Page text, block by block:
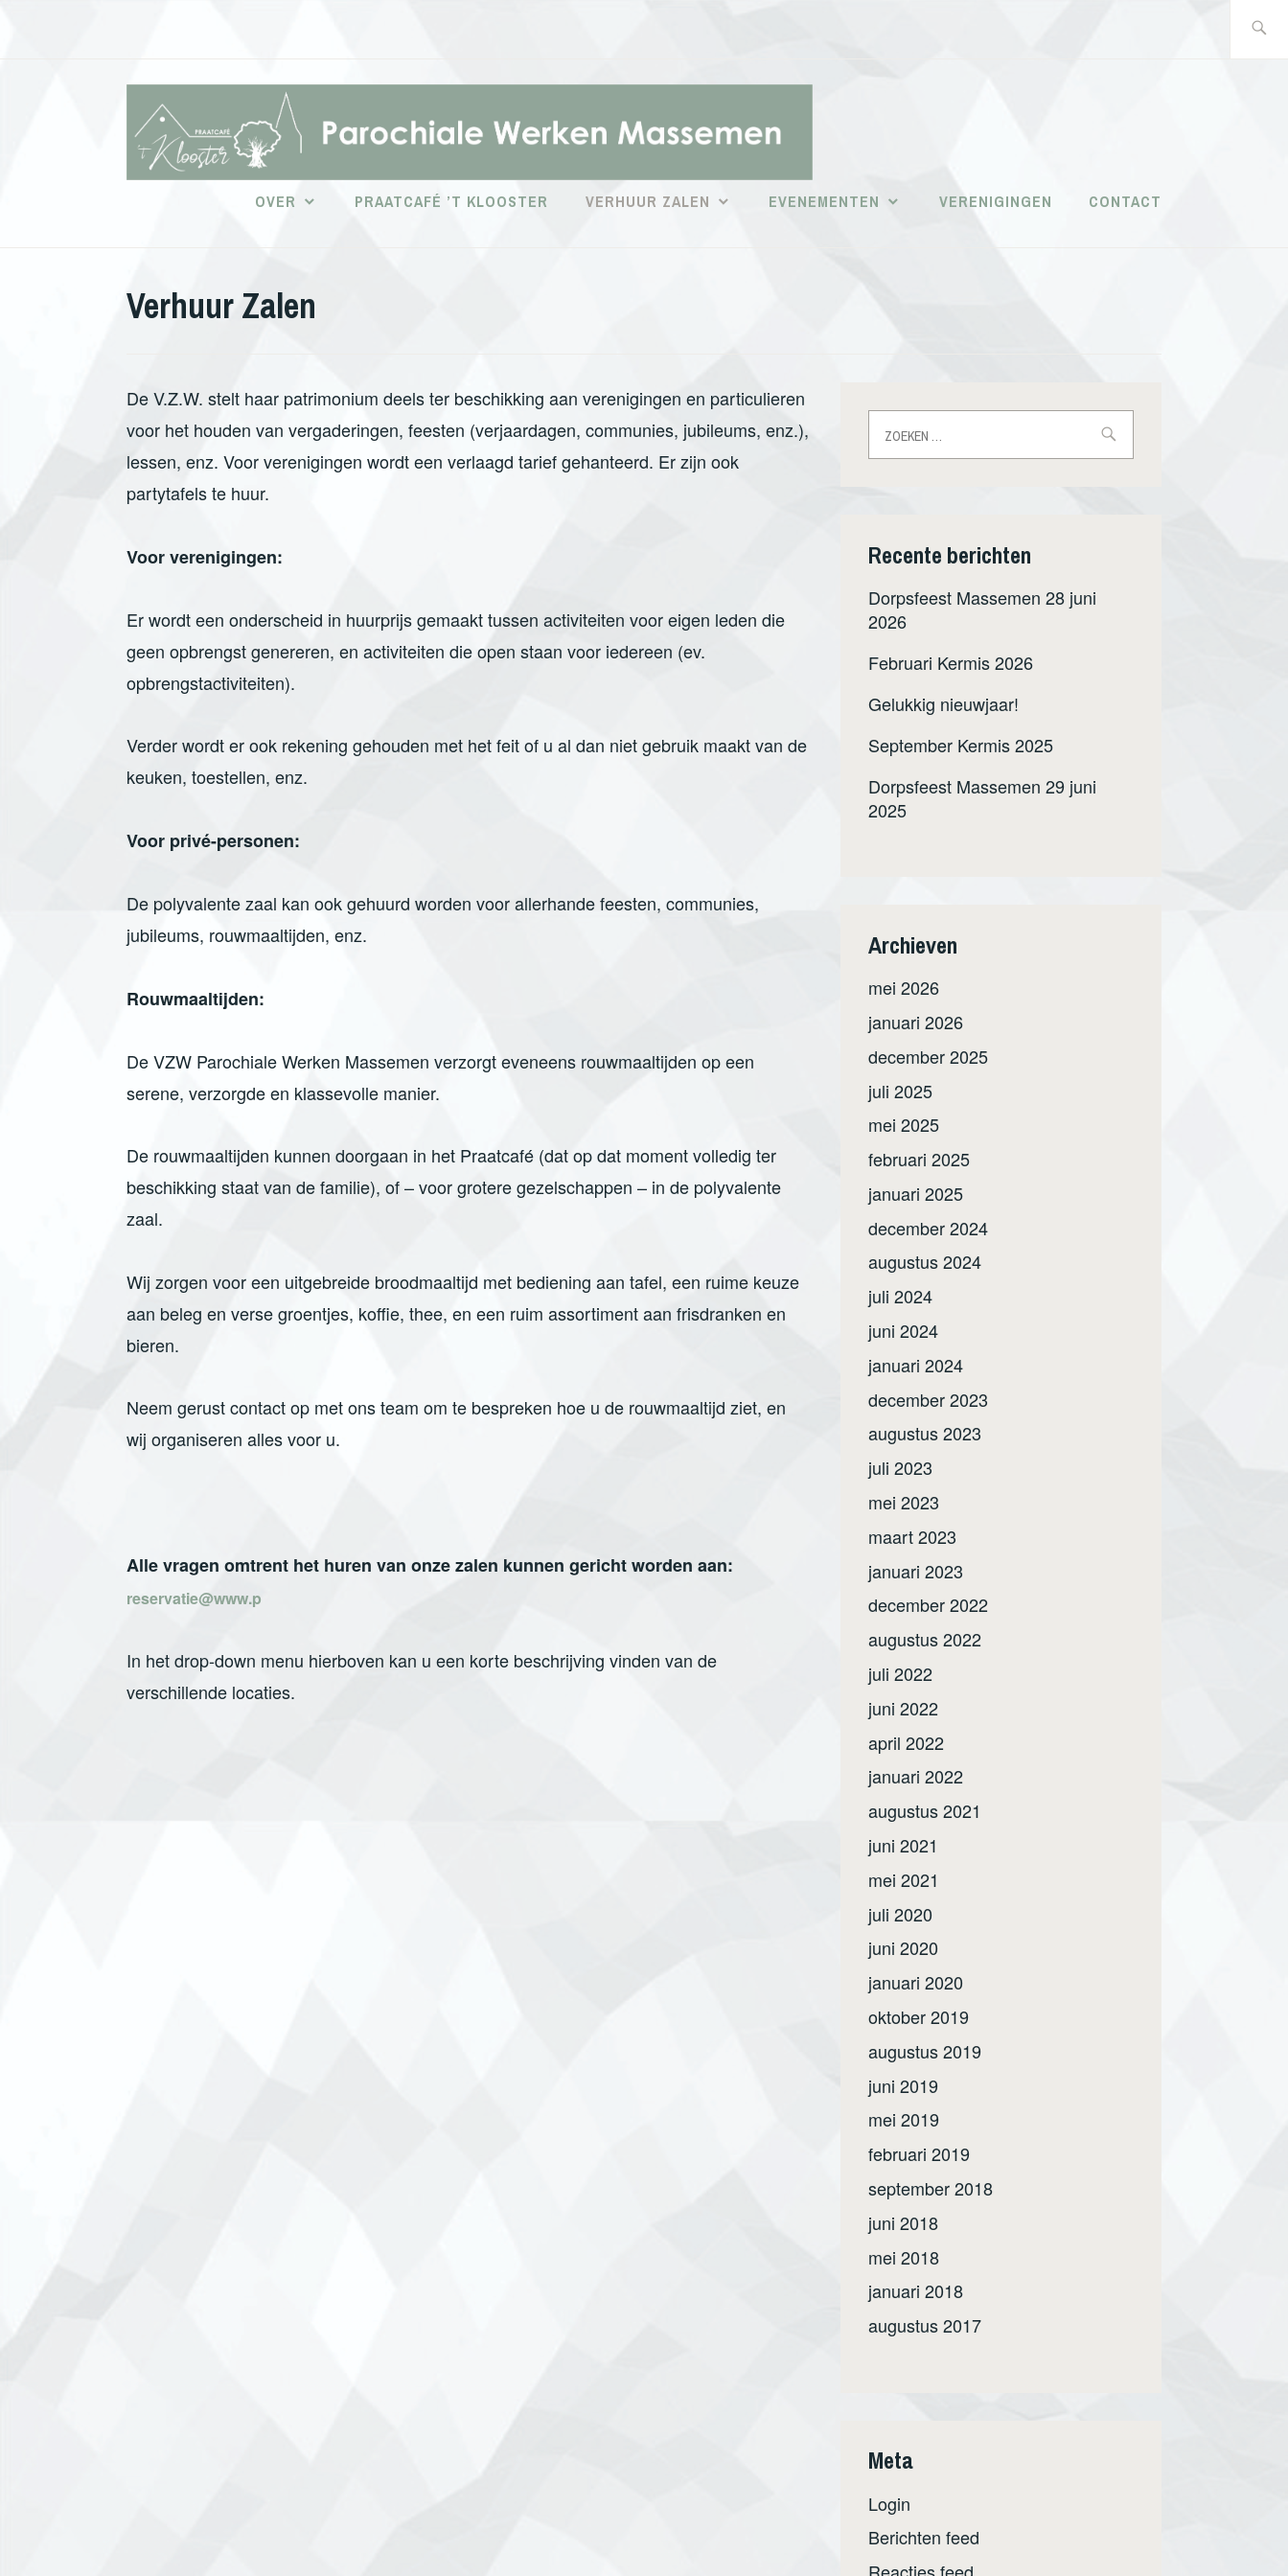
WERKEN
OVER PRAATCAFÉ ’T KLOOSTER VERHUUR ZALEN EVENEMENTEN VERENIGINGEN CONTACT
Verhuur Zalen
De V.Z.W. stelt haar patrimonium deels ter beschikking aan verenigingen en particulieren
voor het houden van vergaderingen, feesten (verjaardagen, communies, jubileums, enz.),
lessen, enz. Voor verenigingen wordt een verlaagd tarief gehanteerd. Er zijn ook
partytafels te huur.
Voor verenigingen:
Er wordt een onderscheid in huurprijs gemaakt tussen activiteiten voor eigen leden die
geen opbrengst genereren, en activiteiten die open staan voor iedereen (ev.
opbrengstactiviteiten).
Verder wordt er ook rekening gehouden met het feit of u al dan niet gebruik maakt van de
keuken, toestellen, enz.
Voor privé-personen:
De polyvalente zaal kan ook gehuurd worden voor allerhande feesten, communies,
jubileums, rouwmaaltijden, enz.
Rouwmaaltijden:
De VZW Parochiale Werken Massemen verzorgt eveneens rouwmaaltijden op een
serene, verzorgde en klassevolle manier.
De rouwmaaltijden kunnen doorgaan in het Praatcafé (dat op dat moment volledig ter
beschikking staat van de familie), of – voor grotere gezelschappen – in de polyvalente
zaal.
Wij zorgen voor een uitgebreide broodmaaltijd met bediening aan tafel, een ruime keuze
aan beleg en verse groentjes, koffie, thee, en een ruim assortiment aan frisdranken en
bieren.
Neem gerust contact op met ons team om te bespreken hoe u de rouwmaaltijd ziet, en
wij organiseren alles voor u.
Alle vragen omtrent het huren van onze zalen kunnen gericht worden aan:
reservatie@www.p
In het drop-down menu hierboven kan u een korte beschrijving vinden van de
verschillende locaties.
naar:
Recente berichten
Dorpsfeest Massemen 28 juni
2026
Februari Kermis 2026
Gelukkig nieuwjaar!
September Kermis 2025
Dorpsfeest Massemen 29 juni
2025
Archieven
mei 2026
januari 2026
december 2025
juli 2025
mei 2025
februari 2025
januari 2025
december 2024
augustus 2024
juli 2024
juni 2024
januari 2024
december 2023
augustus 2023
juli 2023
mei 2023
maart 2023
januari 2023
december 2022
augustus 2022
juli 2022
juni 2022
april 2022
januari 2022
augustus 2021
juni 2021
mei 2021
juli 2020
juni 2020
januari 2020
oktober 2019
augustus 2019
juni 2019
mei 2019
februari 2019
september 2018
juni 2018
mei 2018
januari 2018
augustus 2017
Meta
Login
Berichten feed